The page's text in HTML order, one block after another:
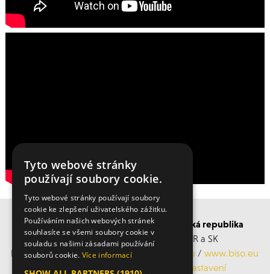
BISO SCHRATTENECKER Česká a Slovenská republika
Obchodní s servisní střediska po ČR a SK
Mobil: +420 606 183 360, Email:
info@biso.eu /www.biso.eu
Cookies nastavení
Tyto webové stránky
používají soubory cookie.
Tyto webové stránky používají soubory
cookie ke zlepšení uživatelského zážitku.
Používáním našich webových stránek
souhlasíte se všemi soubory cookie v
souladu s našimi zásadami používání
souborů cookie. Více informací